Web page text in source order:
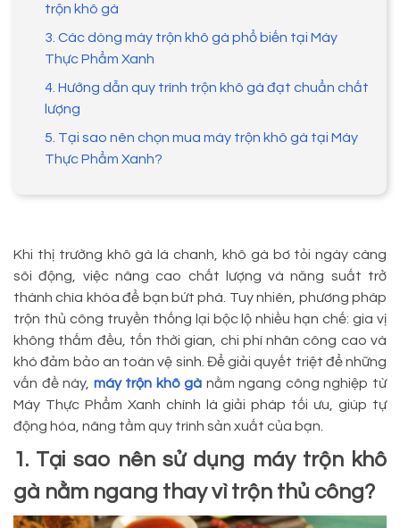
trộn khô gà
3. Các dòng máy trộn khô gà phổ biến tại Máy
Thực Phẩm Xanh
4. Hướng dẫn quy trình trộn khô gà đạt chuẩn chất
lượng
5. Tại sao nên chọn mua máy trộn khô gà tại Máy
Thực Phẩm Xanh?
Khi thị trường khô gà lá chanh, khô gà bơ tỏi ngày càng
sôi động, việc nâng cao chất lượng và năng suất trở
thành chìa khóa để bạn bứt phá. Tuy nhiên, phương pháp
trộn thủ công truyền thống lại bộc lộ nhiều hạn chế: gia vị
không thấm đều, tốn thời gian, chi phí nhân công cao và
khó đảm bảo an toàn vệ sinh. Để giải quyết triệt để những
vấn đề này, máy trộn khô gà nằm ngang công nghiệp từ
Máy Thực Phẩm Xanh chính là giải pháp tối ưu, giúp tự
động hóa, nâng tầm quy trình sản xuất của bạn.
1. Tại sao nên sử dụng máy trộn khô
gà nằm ngang thay vì trộn thủ công?